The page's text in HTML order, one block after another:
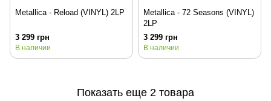
Metallica - Reload (VINYL) 2LP
3 299 грн
В наличии
Metallica - 72 Seasons (VINYL)
2LP
3 299 грн
В наличии
Показать еще 2 товара